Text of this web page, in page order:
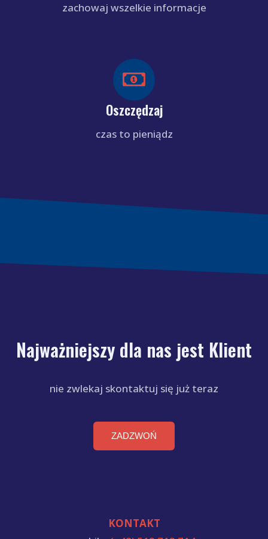
zachowaj wszelkie informacje
Oszczędzaj
czas to pieniądz
Najważniejszy dla nas jest Klient
nie zwlekaj skontaktuj się już teraz
ZADZWOŃ
KONTAKT